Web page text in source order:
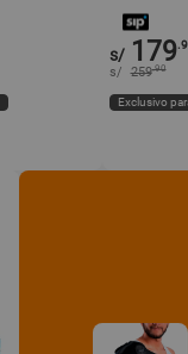
s/ 179
s/ 259.90
Exclusivo